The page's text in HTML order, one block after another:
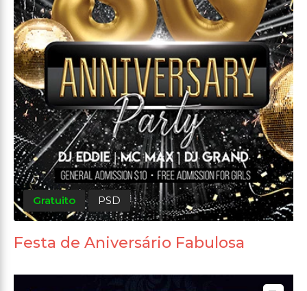
Gratuito PSD
Festa de Aniversário Fabulosa